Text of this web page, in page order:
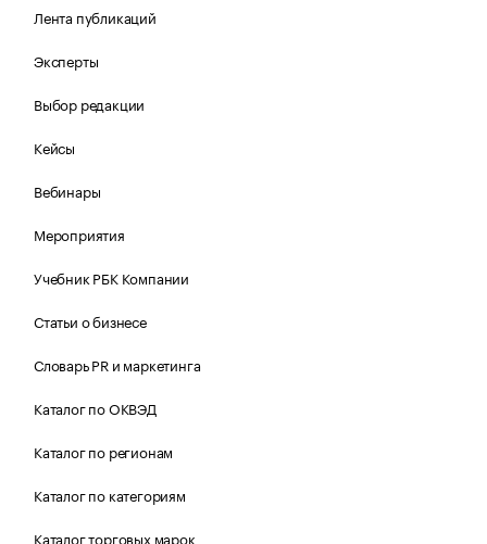
Лента публикаций
Эксперты
Выбор редакции
Кейсы
Вебинары
Мероприятия
Учебник РБК Компании
Статьи о бизнесе
Словарь PR и маркетинга
Каталог по ОКВЭД
Каталог по регионам
Каталог по категориям
Каталог торговых марок